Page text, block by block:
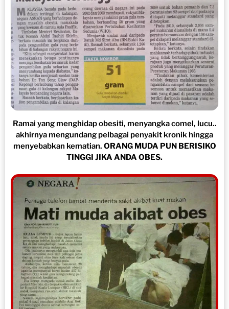
Ramai yang menghidap obesiti, menyangka comel, lucu..
akhirnya mengundang pelbagai penyakit kronik hingga
menyebabkan kematian. ORANG MUDA PUN BERISIKO
TINGGI JIKA ANDA OBES.